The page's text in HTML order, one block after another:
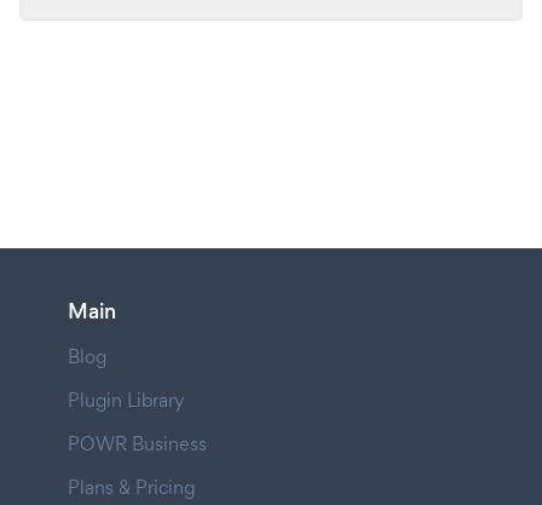
Main
Blog
Plugin Library
POWR Business
Plans & Pricing